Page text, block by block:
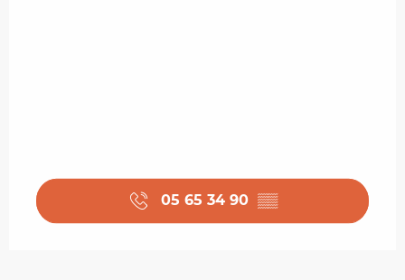
05 65 34 90 ▒▒